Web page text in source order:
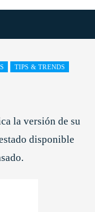
TIPS & TRENDS
la versión de su
disponible